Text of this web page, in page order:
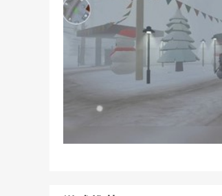
邪恶雪人2游戏玩法
1、下载安装好 邪恶雪人2，点击
2、你可以选择游戏的难度进入
3、进入之后点击下方的按键可
5、碰到雪人需要躲避起来或者